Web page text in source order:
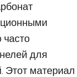
часто
для
Этот материал